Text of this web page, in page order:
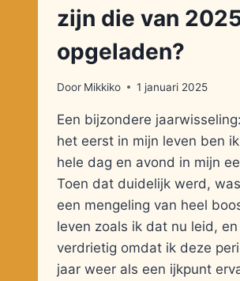
zijn die van
opgeladen?
Door Mikkiko 1 januari 2025
Een bijzondere
het eerst in mijn leven ben
hele dag en avond in mijn
Toen dat duidelijk werd,
een mengeling van heel
leven zoals ik dat nu leid, en
verdrietig omdat ik deze
jaar weer als een ijkpunt